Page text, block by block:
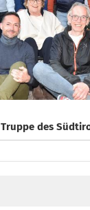
 Das ist die flippigste Truppe des